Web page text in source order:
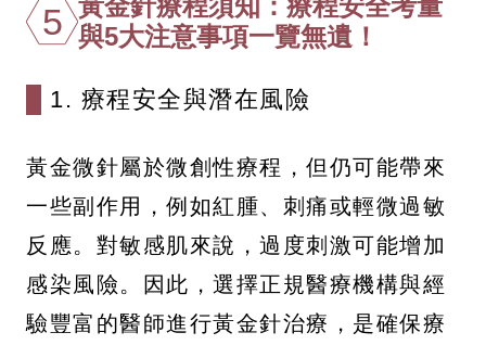
5 與5大注意事項一覽無遺！
1. 療程安全與潛在風險
黃金微針屬於微創性療程，但仍可能帶來
一些副作用，例如紅腫、刺痛或輕微過敏
反應。對敏感肌來說，過度刺激可能增加
感染風險。因此，選擇正規醫療機構與經
驗豐富的醫師進行黃金針治療，是確保療